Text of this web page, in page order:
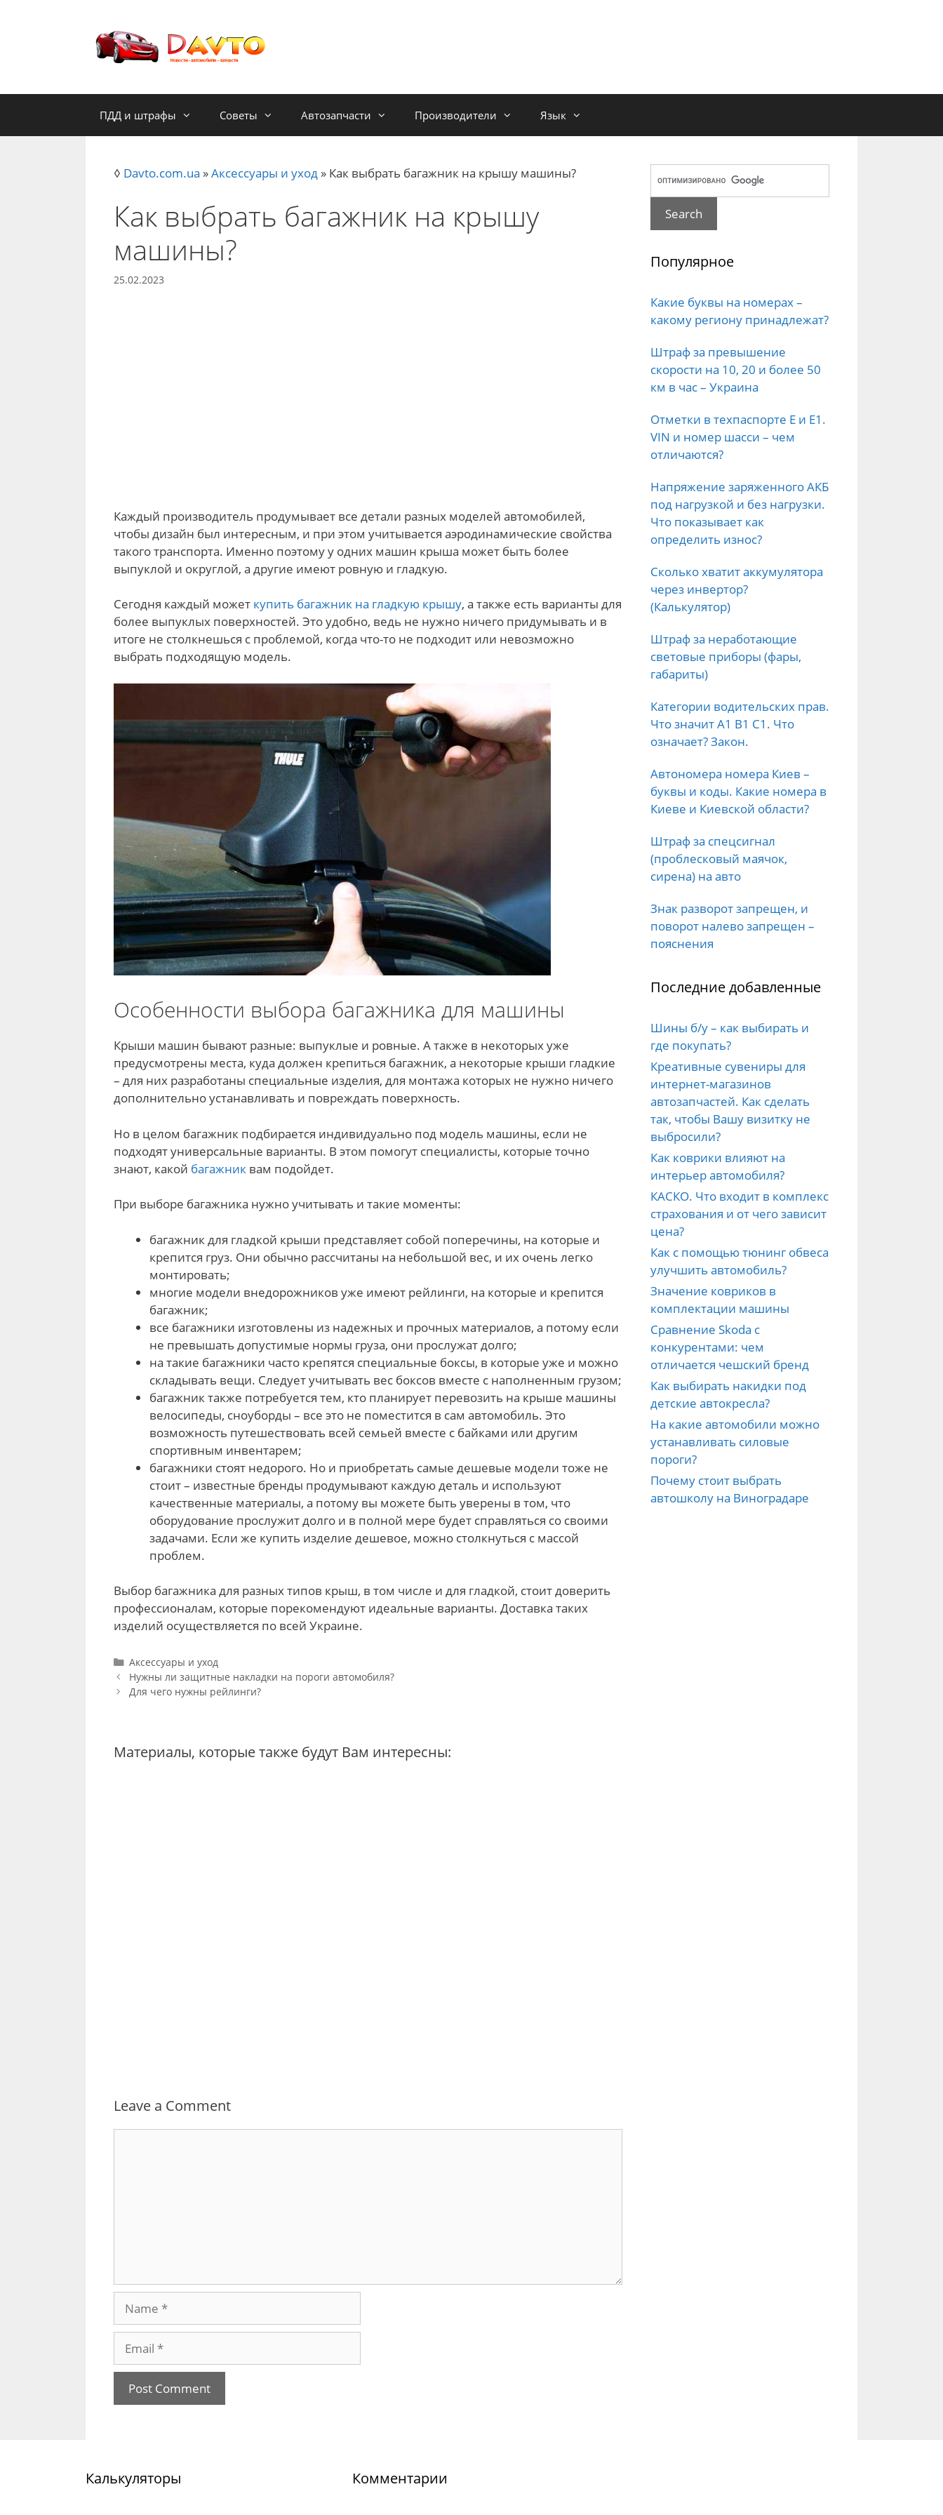
ПДД и штрафы Советы Автозапчасти Производители Язык
◊ Davto.com.ua »Аксессуары и уход » Как выбрать багажник на крышу машины?
Как выбрать багажник на крышу
машины?
25.02.2023
Каждый производитель продумывает все детали разных моделей автомобилей,
чтобы дизайн был интересным, и при этом учитывается аэродинамические свойства
такого транспорта. Именно поэтому у одних машин крыша может быть более
выпуклой и округлой, а другие имеют ровную и гладкую.
Сегодня каждый может купить багажник на гладкую крышу, а также есть варианты для
более выпуклых поверхностей. Это удобно, ведь не нужно ничего придумывать и в
итоге не столкнешься с проблемой, когда что-то не подходит или невозможно
выбрать подходящую модель.
Особенности выбора багажника для машины
Крыши машин бывают разные: выпуклые и ровные. А также в некоторых уже
предусмотрены места, куда должен крепиться багажник, а некоторые крыши гладкие
– для них разработаны специальные изделия, для монтажа которых не нужно ничего
дополнительно устанавливать и повреждать поверхность.
Но в целом багажник подбирается индивидуально под модель машины, если не
подходят универсальные варианты. В этом помогут специалисты, которые точно
знают, какой багажник вам подойдет.
При выборе багажника нужно учитывать и такие моменты:
багажник для гладкой крыши представляет собой поперечины, на которые и
крепится груз. Они обычно рассчитаны на небольшой вес, и их очень легко
монтировать;
многие модели внедорожников уже имеют рейлинги, на которые и крепится
багажник;
все багажники изготовлены из надежных и прочных материалов, а потому если
не превышать допустимые нормы груза, они прослужат долго;
на такие багажники часто крепятся специальные боксы, в которые уже и можно
складывать вещи. Следует учитывать вес боксов вместе с наполненным грузом;
багажник также потребуется тем, кто планирует перевозить на крыше машины
велосипеды, сноуборды – все это не поместится в сам автомобиль. Это
возможность путешествовать всей семьей вместе с байками или другим
спортивным инвентарем;
багажники стоят недорого. Но и приобретать самые дешевые модели тоже не
стоит – известные бренды продумывают каждую деталь и используют
качественные материалы, а потому вы можете быть уверены в том, что
оборудование прослужит долго и в полной мере будет справляться со своими
задачами. Если же купить изделие дешевое, можно столкнуться с массой
проблем.
Выбор багажника для разных типов крыш, в том числе и для гладкой, стоит доверить
профессионалам, которые порекомендуют идеальные варианты. Доставка таких
изделий осуществляется по всей Украине.
Categories
Аксессуары и уход
Post
navigation
Нужны ли защитные накладки на пороги автомобиля?
Для чего нужны рейлинги?
Материалы, которые также будут Вам интересны:
Leave a Comment
Популярное
Какие буквы на номерах –
какому региону принадлежат?
Штраф за превышение
скорости на 10, 20 и более 50
км в час – Украина
Отметки в техпаспорте E и E1.
VIN и номер шасси – чем
отличаются?
Напряжение заряженного АКБ
под нагрузкой и без нагрузки.
Что показывает как
определить износ?
Сколько хватит аккумулятора
через инвертор?
(Калькулятор)
Штраф за неработающие
световые приборы (фары,
габариты)
Категории водительских прав.
Что значит А1 B1 C1. Что
означает? Закон.
Автономера номера Киев –
буквы и коды. Какие номера в
Киеве и Киевской области?
Штраф за спецсигнал
(проблесковый маячок,
сирена) на авто
Знак разворот запрещен, и
поворот налево запрещен –
пояснения
Последние добавленные
Шины б/у – как выбирать и
где покупать?
Креативные сувениры для
интернет-магазинов
автозапчастей. Как сделать
так, чтобы Вашу визитку не
выбросили?
Как коврики влияют на
интерьер автомобиля?
КАСКО. Что входит в комплекс
страхования и от чего зависит
цена?
Как с помощью тюнинг обвеса
улучшить автомобиль?
Значение ковриков в
комплектации машины
Сравнение Skoda с
конкурентами: чем
отличается чешский бренд
Как выбирать накидки под
детские автокресла?
На какие автомобили можно
устанавливать силовые
пороги?
Почему стоит выбрать
автошколу на Виноградаре
Калькуляторы Комментарии